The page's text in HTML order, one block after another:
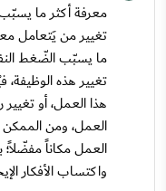
معرفة أكثر ما
تغيير من يَتعامل
ما يسبّب الضّغط
تغيير هذه الوظيفة،
هذا العمل، أو
العمل، ومن
العمل مكاناً
واكتساب الأفكار